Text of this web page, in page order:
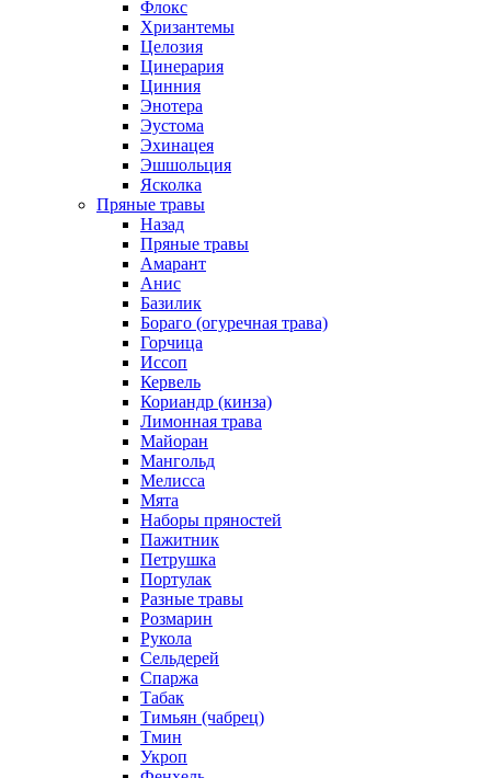
Флокс
Хризантемы
Целозия
Цинерария
Цинния
Энотера
Эустома
Эхинацея
Эшшольция
Ясколка
Пряные травы
Назад
Пряные травы
Амарант
Анис
Базилик
Бораго (огуречная трава)
Горчица
Иссоп
Кервель
Кориандр (кинза)
Лимонная трава
Майоран
Мангольд
Мелисса
Мята
Наборы пряностей
Пажитник
Петрушка
Портулак
Разные травы
Розмарин
Рукола
Сельдерей
Спаржа
Табак
Тимьян (чабрец)
Тмин
Укроп